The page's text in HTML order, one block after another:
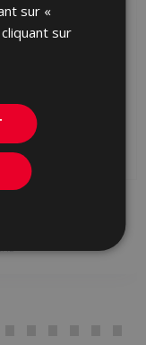
GRÈS CÉRAME
sur «
sur